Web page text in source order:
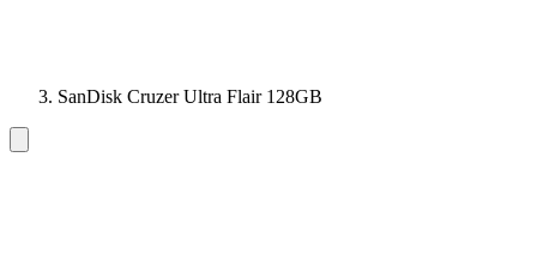
SanDisk Cruzer Ultra Flair 128GB